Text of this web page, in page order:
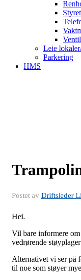
Styret
Leie
Parkering
HMS
Postet av Driftsleder
Hei.
Vil bare informere
vedrørende
Alternativet vi ser på
til noe som støyer